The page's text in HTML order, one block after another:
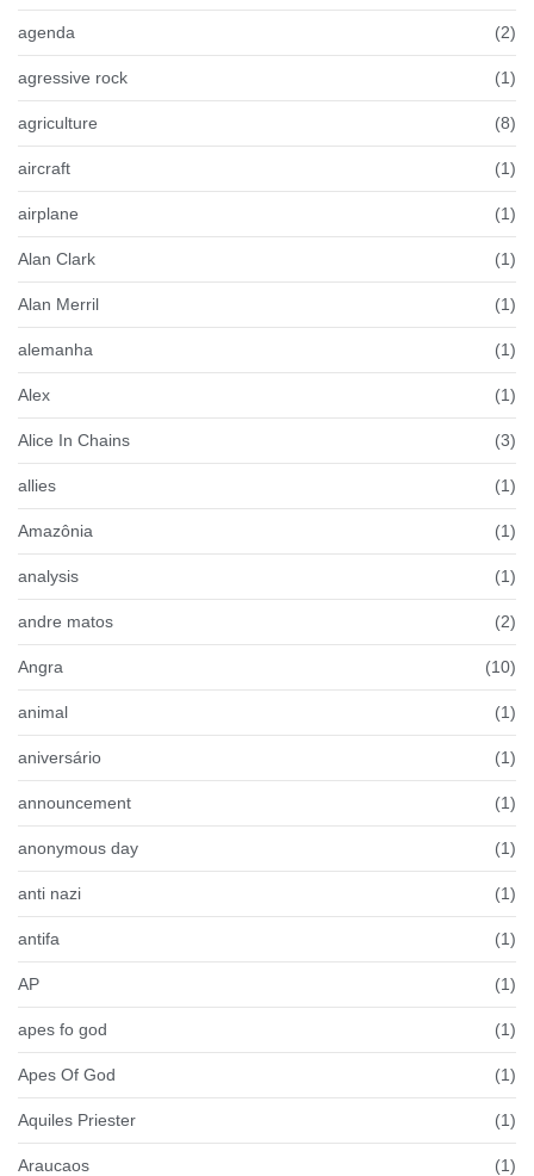
agenda (2)
agressive rock (1)
agriculture (8)
aircraft (1)
airplane (1)
Alan Clark (1)
Alan Merril (1)
alemanha (1)
Alex (1)
Alice In Chains (3)
allies (1)
Amazônia (1)
analysis (1)
andre matos (2)
Angra (10)
animal (1)
aniversário (1)
announcement (1)
anonymous day (1)
anti nazi (1)
antifa (1)
AP (1)
apes fo god (1)
Apes Of God (1)
Aquiles Priester (1)
Araucaos (1)